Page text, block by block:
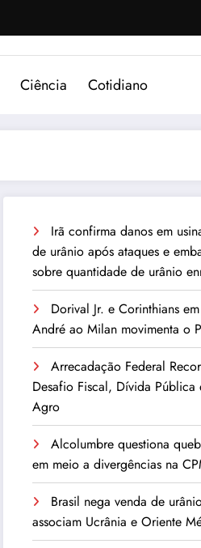
Ciência Cotidiano
Irã confirma danos em
de urânio após ataques e
sobre quantidade de urânio
Dorival Jr. e Corinthians
André ao Milan movimenta o
Arrecadação Federal
Desafio Fiscal, Dívida
Agro
Alcolumbre questiona
em meio a divergências na
Brasil nega venda de
associam Ucrânia e Oriente